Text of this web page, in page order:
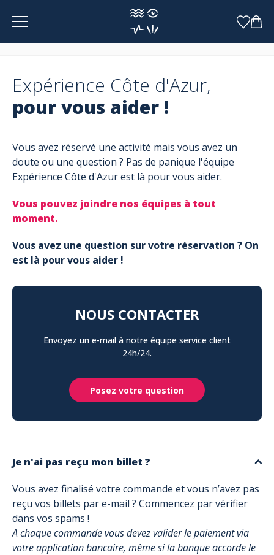
Panneau de gestion des cookies
Expérience Côte d'Azur,
pour vous aider !
Vous avez réservé une activité mais vous avez un
doute ou une question ? Pas de panique l'équipe
Expérience Côte d'Azur est là pour vous aider.
Vous pouvez joindre nos équipes à tout
moment.
Vous avez une question sur votre réservation ? On
est là pour vous aider !
NOUS CONTACTER
Envoyez un e-mail à notre équipe service client
24h/24.
Posez votre question
Je n'ai pas reçu mon billet ?
Vous avez finalisé votre commande et vous n’avez pas
reçu vos billets par e-mail ? Commencez par vérifier
dans vos spams !
A chaque commande vous devez valider le paiement via
votre application bancaire, même si la banque accorde le